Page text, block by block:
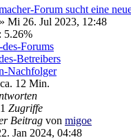
Forum sucht eine
» Mi 26. Jul 2023, 12:48
5.26%
Forums
Betreibers
Nachfolger
12 Min.
Zugriffe
Beitrag von migoe
Jan 2024, 04:48